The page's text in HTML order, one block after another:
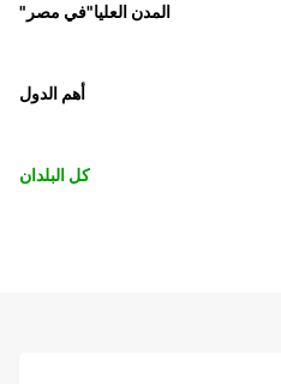
"المدن العليا"في مصر
أهم الدول
كل البلدان